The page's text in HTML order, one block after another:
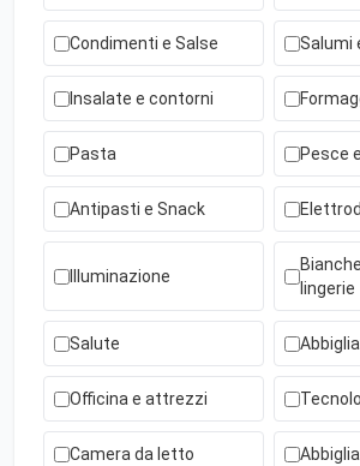
Condimenti e Salse Salumi
Insalate e contorni
Pasta Pesce
Antipasti e Snack
Illuminazione
lingerie
Salute
Officina e attrezzi
Camera da letto